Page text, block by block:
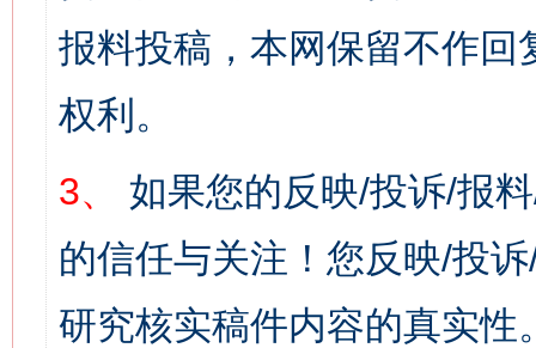
报料投稿，本网保留不作
权利。
3、
如果您的反映/投诉/报
的信任与关注！您反映/投
研究核实稿件内容的真实